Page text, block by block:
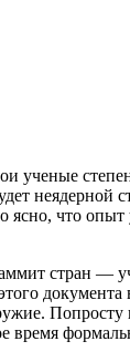
ученые
неядерной
что опыт
стран —
Попросту
время